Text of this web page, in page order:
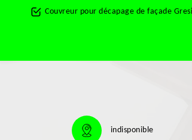
Couvreur pour décapage de façade
indisponible